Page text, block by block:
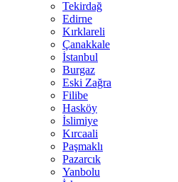
Tekirdağ
Edirne
Kırklareli
Çanakkale
İstanbul
Burgaz
Eski Zağra
Filibe
Hasköy
İslimiye
Kırcaali
Paşmaklı
Pazarcık
Yanbolu